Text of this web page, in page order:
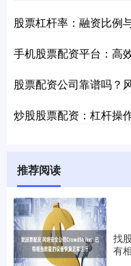
股票杠杆率：融资比例
手机股票配资平台：高
股票配资公司靠谱吗？
炒股股票配资：杠杆操
推荐阅读
找
有